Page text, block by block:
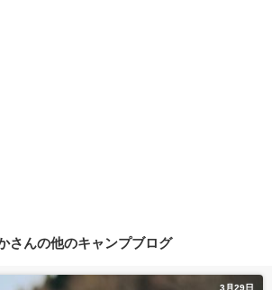
さんの他のキャンプブログ
3月29日